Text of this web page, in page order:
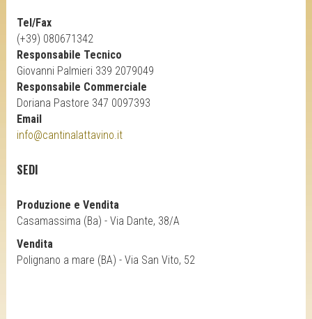
Tel/Fax
(+39) 080671342
Responsabile Tecnico
Giovanni Palmieri 339 2079049
Responsabile Commerciale
Doriana Pastore 347 0097393
Email
info@cantinalattavino.it
SEDI
Produzione e Vendita
Casamassima (Ba) - Via Dante, 38/A
Vendita
Polignano a mare (BA) - Via San Vito, 52